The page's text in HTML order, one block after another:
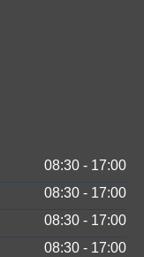
08:30 - 17:00
08:30 - 17:00
08:30 - 17:00
08:30 - 17:00